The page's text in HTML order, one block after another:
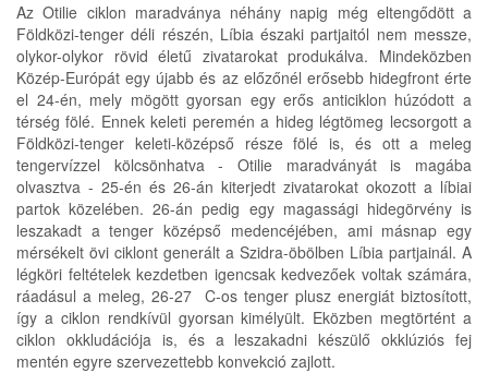
Az Otilie ciklon maradványa néhány napig még eltengődött a
Földközi-tenger déli részén, Líbia északi partjaitól nem messze,
olykor-olykor rövid életű zivatarokat produkálva. Mindeközben
Közép-Európát egy újabb és az előzőnél erősebb hidegfront érte
el 24-én, mely mögött gyorsan egy erős anticiklon húzódott a
térség fölé. Ennek keleti peremén a hideg légtömeg lecsorgott a
Földközi-tenger keleti-középső része fölé is, és ott a meleg
tengervízzel kölcsönhatva - Otilie maradványát is magába
olvasztva - 25-én és 26-án kiterjedt zivatarokat okozott a líbiai
partok közelében. 26-án pedig egy magassági hidegörvény is
leszakadt a tenger középső medencéjében, ami másnap egy
mérsékelt övi ciklont generált a Szidra-öbölben Líbia partjainál. A
légköri feltételek kezdetben igencsak kedvezőek voltak számára,
ráadásul a meleg, 26-27 C-os tenger plusz energiát biztosított,
így a ciklon rendkívül gyorsan kimélyült. Eközben megtörtént a
ciklon okkludációja is, és a leszakadni készülő okklúziós fej
mentén egyre szervezettebb konvekció zajlott.